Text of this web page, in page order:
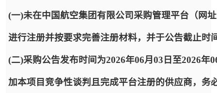
(一)未在中国航空集团有限公司采购管理平台（网
进行注册并按要求完善注册材料，并于公告截止时
(二)采购公告发布时间为2026年06月03日至2026
加本项目竞争性谈判且完成平台注册的供应商，